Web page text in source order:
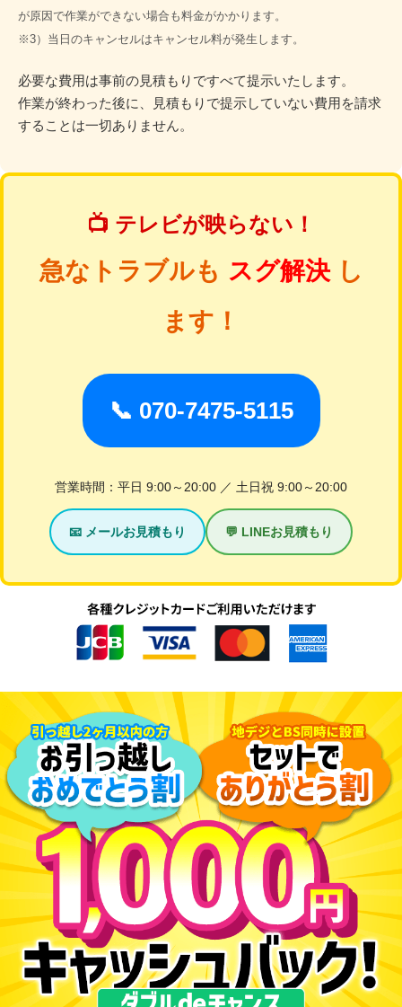
が原因で作業ができない場合も料金がかかります。
※3）当日のキャンセルはキャンセル料が発生します。
必要な費用は事前の見積もりですべて提示いたします。
作業が終わった後に、見積もりで提示していない費用を請求
することは一切ありません。
📺 テレビが映らない！
急なトラブルも スグ解決し
ます！
📞 070-7475-5115
営業時間：平日 9:00～20:00 ／ 土日祝 9:00～20:00
📧 メールお見積もり 💬 LINEお見積もり